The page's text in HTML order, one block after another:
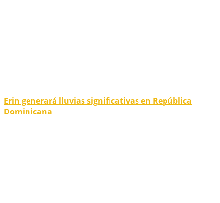
Erin generará lluvias significativas en República
Dominicana